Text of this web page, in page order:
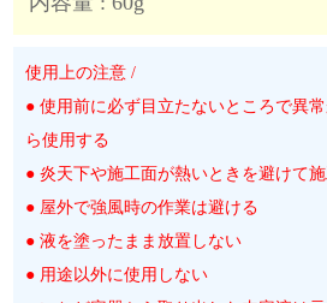
使用上の注意 /
● 使用前に必ず目立たないところで異
ら使用する
● 炎天下や施工面が熱いときを避けて
● 屋外で強風時の作業は避ける
● 液を塗ったまま放置しない
● 用途以外に使用しない